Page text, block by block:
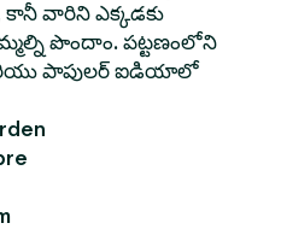
కానీ వారిని ఎక్కడకు
పొందాం. పట్టణంలోని
పాపులర్ ఐడియాలో